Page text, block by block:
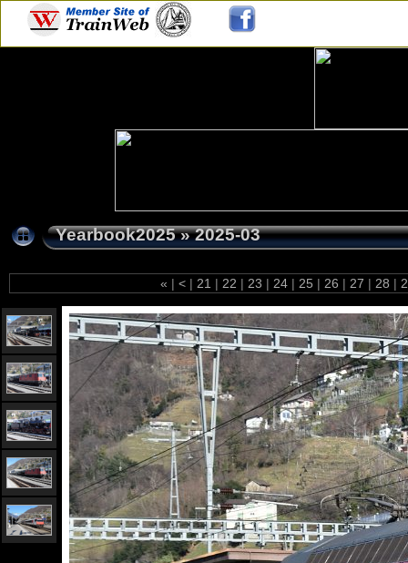
Yearbook2025»2025-03
« | < | 21 | 22 | 23 | 24 | 25 | 26 | 27 | 28 |